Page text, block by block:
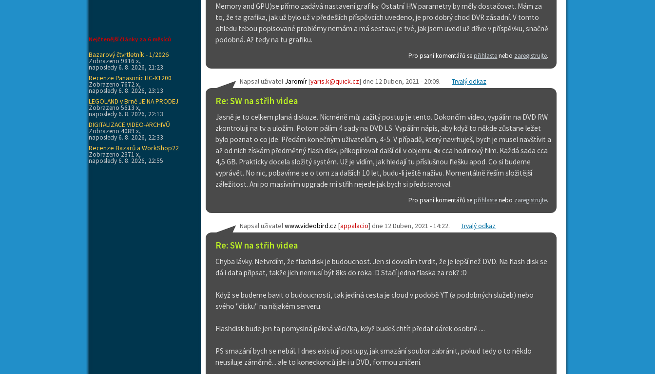
Memory and GPU)se přímo zadává nastavení grafiky. Ostatní HW parametry by měly dostačovat. Mám za
to, že ta grafika, jak už bylo už v předešlích příspěvcích uvedeno, je pro dobrý chod DVR zásadní. V tomto
ohledu tebou popisované problémy nemám a má sestava je tvé, jak jsem uvedl už dříve v příspěvku, snačně
podobná. Až tedy na tu grafiku.
Pro psaní komentářů se přihlastenebo zaregistrujte.
Re: SW na střih videa
Napsal uživatel Jaromír[yaris.k@quick.cz] dne 12 Duben, 2021 - 20:09. Trvalý odkaz
Jasně je to celkem planá diskuze. Nicméně můj zažitý postup je tento. Dokončím video, vypálím na DVD RW.
zkontroluji na tv a uložím. Potom pálím 4 sady na DVD LS. Vypálím nápis, aby když to někde zůstane ležet
bylo poznat o co jde. Předám konečným uživatelům, 4-5. V případě, který navrhuješ, bych je musel navštívit a
až od nich získám předmětný flash disk, přikopírovat další díl v objemu 4x cca hodinový film. Každá sada cca
4,5 GB. Prakticky docela složitý systém. Už je vidím, jak hledají tu příslušnou flešku apod. Co si budeme
vyprávět. No nic, pobavíme se o tom za dalších 10 let, budu-li ještě naživu. Momentálně řeším složitější
záležitost. Ani po masívním upgrade mi střih nejede jak bych si představoval.
Pro psaní komentářů se přihlastenebo zaregistrujte.
Re: SW na střih videa
Napsal uživatelwww.videobird.cz[appalacio] dne 12 Duben, 2021 - 14:22. Trvalý odkaz
Chyba lávky. Netvrdím, že flashdisk je budoucnost. Jen si dovolím tvrdit, že je lepší než DVD. Na flash disk se
dá i data připsat, takže jich nemusí být 8ks do roka :D Stačí jedna flaska za rok? :D
Když se budeme bavit o budoucnosti, tak jediná cesta je cloud v podobě YT (a podobných služeb) nebo
svého "disku" na nějakém serveru.
Flashdisk bude jen ta pomyslná pěkná věcička, když budeš chtít předat dárek osobně ....
PS smazání bych se nebál. I dnes existují postupy, jak smazání soubor zabránit, pokud tedy o to někdo
neusiluje záměrně... ale to koneckonců jde i u DVD, formou zničení.
Nejčtenější články za 6 měsíců
Bazarový čtvrtletník - 1/2026
Zobrazeno 9816 x,
naposledy 6. 8. 2026, 21:23
Recenze Panasonic HC-X1200
Zobrazeno 7672 x,
naposledy 6. 8. 2026, 23:13
LEGOLAND v Brně JE NA PRODEJ
Zobrazeno 5613 x,
naposledy 6. 8. 2026, 22:13
DIGITALIZACE VIDEO-ARCHIVŮ
Zobrazeno 4089 x,
naposledy 6. 8. 2026, 22:33
Recenze Bazarů a WorkShop22
Zobrazeno 2371 x,
naposledy 6. 8. 2026, 22:55